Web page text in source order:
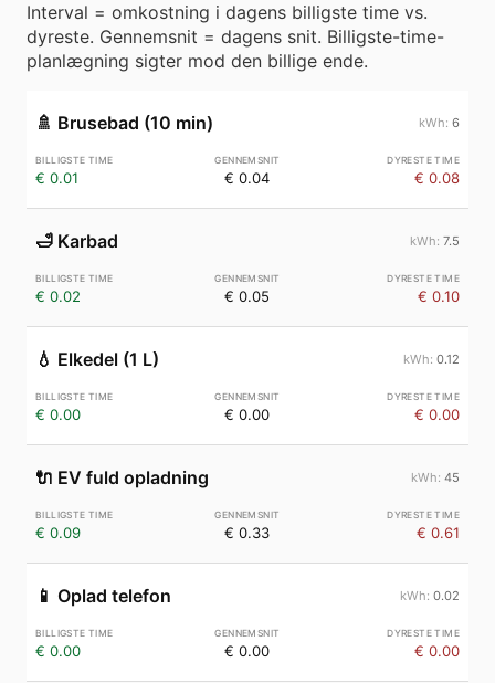
Interval = omkostning i dagens billigste time vs.
dyreste. Gennemsnit = dagens snit. Billigste-time-
planlægning sigter mod den billige ende.
🚿 Brusebad (10 min) 6
€ 0.01 € 0.04 € 0.08
🛁 Karbad 7.5
€ 0.02 € 0.05 € 0.10
💧 Elkedel (1 L) 0.12
€ 0.00 € 0.00 € 0.00
🔌 EV fuld opladning 45
€ 0.09 € 0.33 € 0.61
📱 Oplad telefon 0.02
€ 0.00 € 0.00 € 0.00